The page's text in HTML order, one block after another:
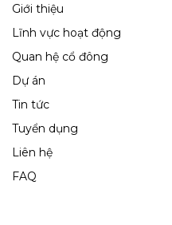
Giới thiệu
Lĩnh vực hoạt động
Quan hệ cổ đông
Dự án
Tin tức
Tuyển dụng
Liên hệ
FAQ